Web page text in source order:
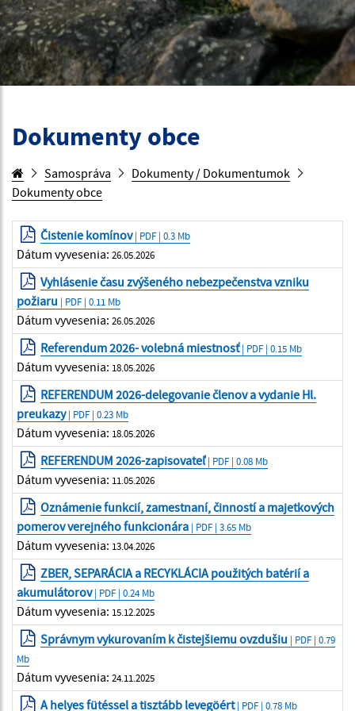
Dokumenty obce
Samospráva
Dokumenty / Dokumentumok
Dokumenty obce
Čistenie komínov| PDF | 0.3 Mb
Dátum vyvesenia: 26.05.2026
Vyhlásenie času zvýšeného nebezpečenstva vzniku
požiaru | PDF | 0.11 Mb
Dátum vyvesenia: 26.05.2026
Referendum 2026- volebná miestnosť| PDF | 0.15 Mb
Dátum vyvesenia: 18.05.2026
REFERENDUM 2026-delegovanie členov a vydanie Hl.
preukazy| PDF | 0.23 Mb
Dátum vyvesenia: 18.05.2026
REFERENDUM 2026-zapisovateľ| PDF | 0.08 Mb
Dátum vyvesenia: 11.05.2026
Oznámenie funkcií, zamestnaní, činností a majetkových
pomerov verejného funkcionára | PDF | 3.65 Mb
Dátum vyvesenia: 13.04.2026
ZBER, SEPARÁCIA a RECYKLÁCIA použitých batérií a
akumulátorov| PDF | 0.24 Mb
Dátum vyvesenia: 15.12.2025
Správnym vykurovaním k čistejšiemu ovzdušiu | PDF | 0.79
Mb
Dátum vyvesenia: 24.11.2025
A helyes fütéssel a tisztább levegöért| PDF | 0.78 Mb